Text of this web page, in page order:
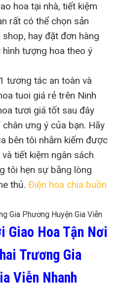
hoa tại nhà, tiết kiệm
rất có thể chọn sản
hay đặt đơn hàng
tượng hoa theo ý
tương tác an toàn và
tuoi giá rẻ trên Ninh
tươi giá tốt sau đây
ưng ý của bạn. Hãy
bên tôi nhằm kiếm được
tiết kiệm ngân sách
tôi hẹn sự bằng lòng
thủ. Điện hoa chia buồn
Giao Hoa Tận Nơi
Trương Gia
Viễn Nhanh